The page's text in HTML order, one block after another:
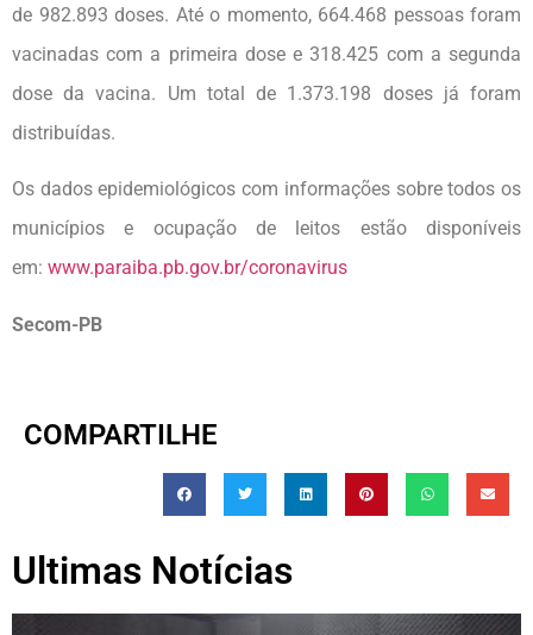
de 982.893 doses. Até o momento, 664.468 pessoas foram
vacinadas com a primeira dose e 318.425 com a segunda
dose da vacina. Um total de 1.373.198 doses já foram
distribuídas.
Os dados epidemiológicos com informações sobre todos os
municípios e ocupação de leitos estão disponíveis
em: www.paraiba.pb.gov.br/coronavirus
Secom-PB
COMPARTILHE
Ultimas Notícias